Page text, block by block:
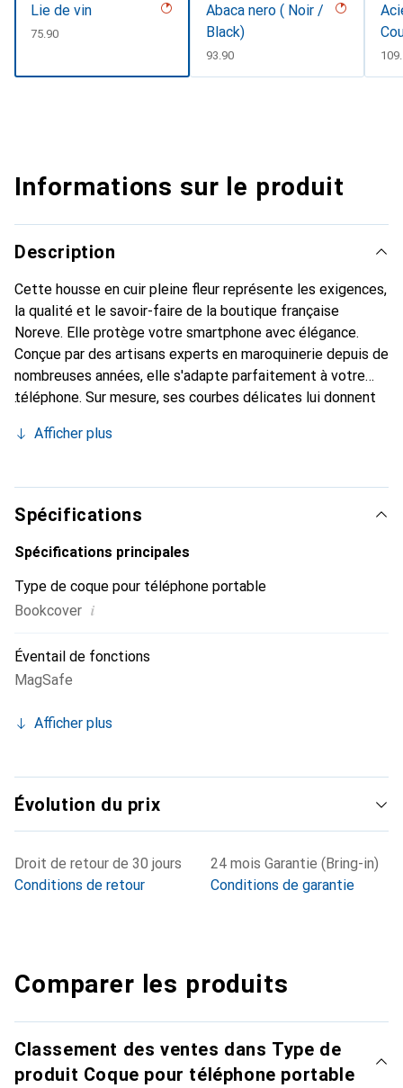
Lie de vin
CHF
75.90
Abaca nero ( Noir /
Black)
CHF
93.90 CHF
Informations sur le produit
Description
Cette housse en cuir pleine fleur représente les exigences,
la qualité et le savoir-faire de la boutique française
Noreve. Elle protège votre smartphone avec élégance.
Conçue par des artisans experts en maroquinerie depuis de
nombreuses années, elle s'adapte parfaitement à votre
téléphone. Sur mesure, ses courbes délicates lui donnent
et indispensable de votre smartphone. Reconnaître
marque Noreve est un choix sûr pour une clientèle
exigeante.
Afficher plus
Spécifications
Spécifications principales
Type de coque pour téléphone portable
Bookcover i
Éventail de fonctions
MagSafe
Afficher plus
Évolution du prix
Droit de retour de 30 jours
Conditions de retour
24 mois Garantie (Bring-in)
Conditions de garantie
Comparer les produits
Classement des ventes dans Type de
produit Coque pour téléphone portable